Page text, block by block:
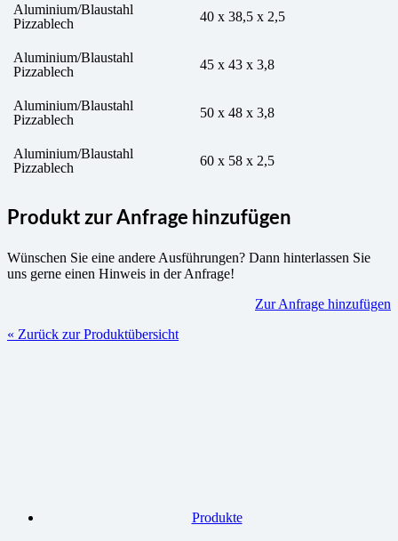
Aluminium/Blaustahl
Pizzablech
40 x 38,5 x 2,5
Aluminium/Blaustahl
Pizzablech
45 x 43 x 3,8
Aluminium/Blaustahl
Pizzablech
50 x 48 x 3,8
Aluminium/Blaustahl
Pizzablech
60 x 58 x 2,5
Produkt zur Anfrage hinzufügen
Wünschen Sie eine andere Ausführungen? Dann hinterlassen Sie
uns gerne einen Hinweis in der Anfrage!
Zur Anfrage hinzufügen
« Zurück zur Produktübersicht
Produkte